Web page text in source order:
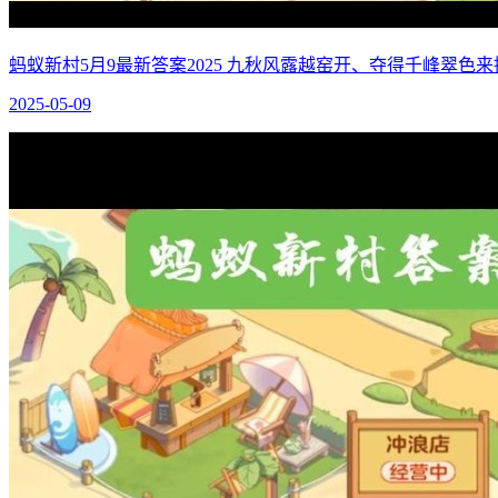
蚂蚁新村5月9最新答案2025 九秋风露越窑开、夺得千峰翠色
2025-05-09